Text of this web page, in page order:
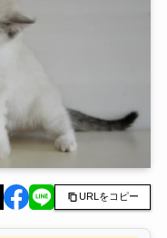
URLをコピー